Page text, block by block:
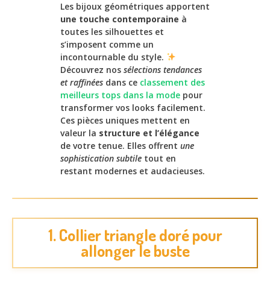
Les bijoux géométriques apportent
une touche contemporaine à
toutes les silhouettes et
s’imposent comme un
incontournable du style.
Découvrez nos sélections tendances
et raffinées dans ce classement des
meilleurs tops dans la mode pour
transformer vos looks facilement.
Ces pièces uniques mettent en
valeur la structure et l’élégance
de votre tenue. Elles offrent une
sophistication subtile tout en
restant modernes et audacieuses.
1. Collier triangle doré pour
allonger le buste